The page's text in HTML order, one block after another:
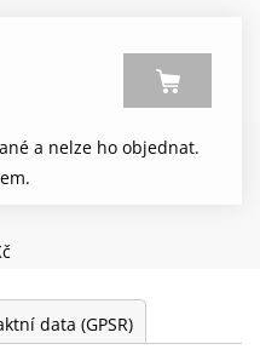
a nelze ho objednat.
data (GPSR)